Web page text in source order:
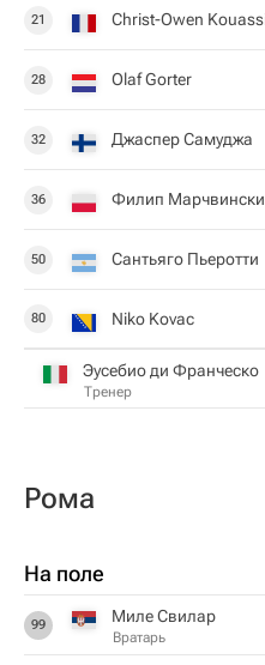
21 Christ-Owen
28 Olaf Gorter
32 Джаспер Самуджа
36 Филип Марчвински
50 Сантьяго Пьеротти
80 Niko Kovac
Эусебио ди Франческо
Тренер
Рома
На поле
99 Миле Свилар
Вратарь